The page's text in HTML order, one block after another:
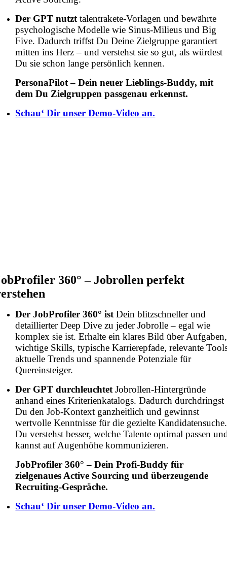
Der GPT nutzttalentrakete-Vorlagen und bewährte
psychologische Modelle wie Sinus-Milieus und Big
Five. Dadurch triffst Du Deine Zielgruppe garantiert
mitten ins Herz – und verstehst sie so gut, als würdest
Du sie schon lange persönlich kennen.
PersonaPilot – Dein neuer Lieblings-Buddy, mit
dem Du Zielgruppen passgenau erkennst.
Schau‘ Dir unser Demo-Video an.
360° – Jobrollen perfekt
Der JobProfiler 360° ist Dein blitzschneller und
detaillierter Deep Dive zu jeder Jobrolle – egal wie
komplex sie ist. Erhalte ein klares Bild über Aufgaben,
wichtige Skills, typische Karrierepfade, relevante
aktuelle Trends und spannende Potenziale für
Quereinsteiger.
Der GPT durchleuchtet Jobrollen-Hintergründe
anhand eines Kriterienkatalogs. Dadurch durchdringst
Du den Job-Kontext ganzheitlich und gewinnst
wertvolle Kenntnisse für die gezielte Kandidatensuche.
Du verstehst besser, welche Talente optimal passen
kannst auf Augenhöhe kommunizieren.
JobProfiler 360° – Dein Profi-Buddy für
zielgenaues Active Sourcing und überzeugende
Recruiting-Gespräche.
Schau‘ Dir unser Demo-Video an.